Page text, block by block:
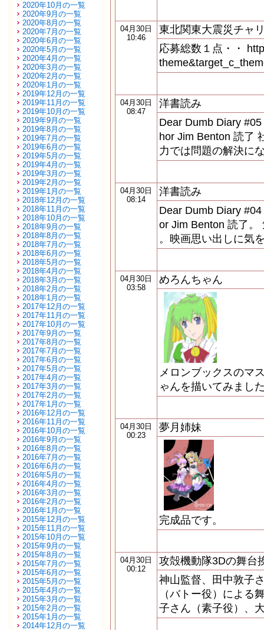
2020年10月の一覧
2020年9月の一覧
2020年8月の一覧
2020年7月の一覧
2020年6月の一覧
2020年5月の一覧
2020年4月の一覧
2020年3月の一覧
2020年2月の一覧
2020年1月の一覧
2019年12月の一覧
2019年11月の一覧
2019年10月の一覧
2019年9月の一覧
2019年8月の一覧
2019年7月の一覧
2019年6月の一覧
2019年5月の一覧
2019年4月の一覧
2019年3月の一覧
2019年2月の一覧
2019年1月の一覧
2018年12月の一覧
2018年11月の一覧
2018年10月の一覧
2018年9月の一覧
2018年8月の一覧
2018年7月の一覧
2018年6月の一覧
2018年5月の一覧
2018年4月の一覧
2018年3月の一覧
2018年2月の一覧
2018年1月の一覧
2017年12月の一覧
2017年11月の一覧
2017年10月の一覧
2017年9月の一覧
2017年8月の一覧
2017年7月の一覧
2017年6月の一覧
2017年5月の一覧
2017年4月の一覧
2017年3月の一覧
2017年2月の一覧
2017年1月の一覧
2016年12月の一覧
2016年11月の一覧
2016年10月の一覧
2016年9月の一覧
2016年8月の一覧
2016年7月の一覧
2016年6月の一覧
2016年5月の一覧
2016年4月の一覧
2016年3月の一覧
2016年2月の一覧
2016年1月の一覧
2015年12月の一覧
2015年11月の一覧
2015年10月の一覧
2015年9月の一覧
2015年8月の一覧
2015年7月の一覧
2015年6月の一覧
2015年5月の一覧
2015年4月の一覧
2015年3月の一覧
2015年2月の一覧
2015年1月の一覧
2014年12月の一覧
04月30日
10:46
東北関東大震災チャ
応募総数１点・・
04月30日
08:47
洋書読み
Dear Dumb Diary
hor Jim Benton 読了
力では問題の解決に
04月30日
08:14
洋書読み
Dear Dumb Diary
or Jim Benton 読了。
。映画思い出しに気
04月30日
03:58
めろんちゃん
メロンブックスのマ
ゃんを描いてみまし
04月30日
00:23
夢月姉妹
完成品です。
04月30日
00:12
攻殻機動隊3Dの舞台
神山監督、田中敦子
（バトー役）による
子さん（素子役）、